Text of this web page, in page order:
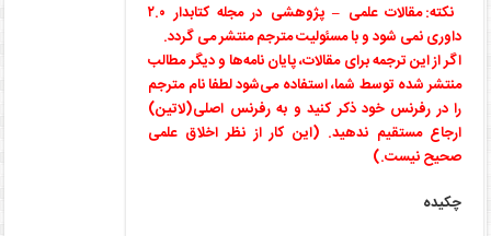
نکته: مقالات علمی – پژوهشی در مجله کتابدار ۲.۰
داوری نمی شود و با مسئولیت مترجم منتشر می گردد.
اگر از این ترجمه برای مقالات، پایان نامه‌ها و دیگر مطالب
منتشر شده توسط شما، استفاده می‌شود لطفا نام مترجم
را در رفرنس خود ذکر کنید و به رفرنس اصلی(لاتین)
ارجاع مستقیم ندهید. (این کار از نظر اخلاق علمی
صحیح نیست.)
چکیده